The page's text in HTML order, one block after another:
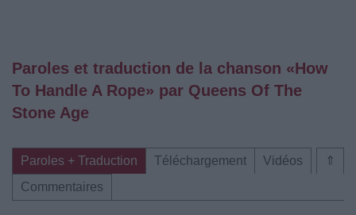
Paroles et traduction de la chanson «How
To Handle A Rope» par Queens Of The
Stone Age
⇑
Paroles + Traduction Téléchargement
Vidéos
Commentaires